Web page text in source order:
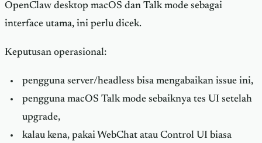
OpenClaw desktop macOS dan Talk mode sebagai
interface utama, ini perlu dicek.
Keputusan operasional:
pengguna server/headless bisa mengabaikan issue ini,
pengguna macOS Talk mode sebaiknya tes UI setelah
upgrade,
kalau kena, pakai WebChat atau Control UI biasa